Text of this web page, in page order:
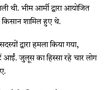
थी. भीम आर्मी द्वारा आयोजित
शामिल हुए थे.
द्वारा हमला किया गया,
जुलूस का हिस्सा रहे चार लोग